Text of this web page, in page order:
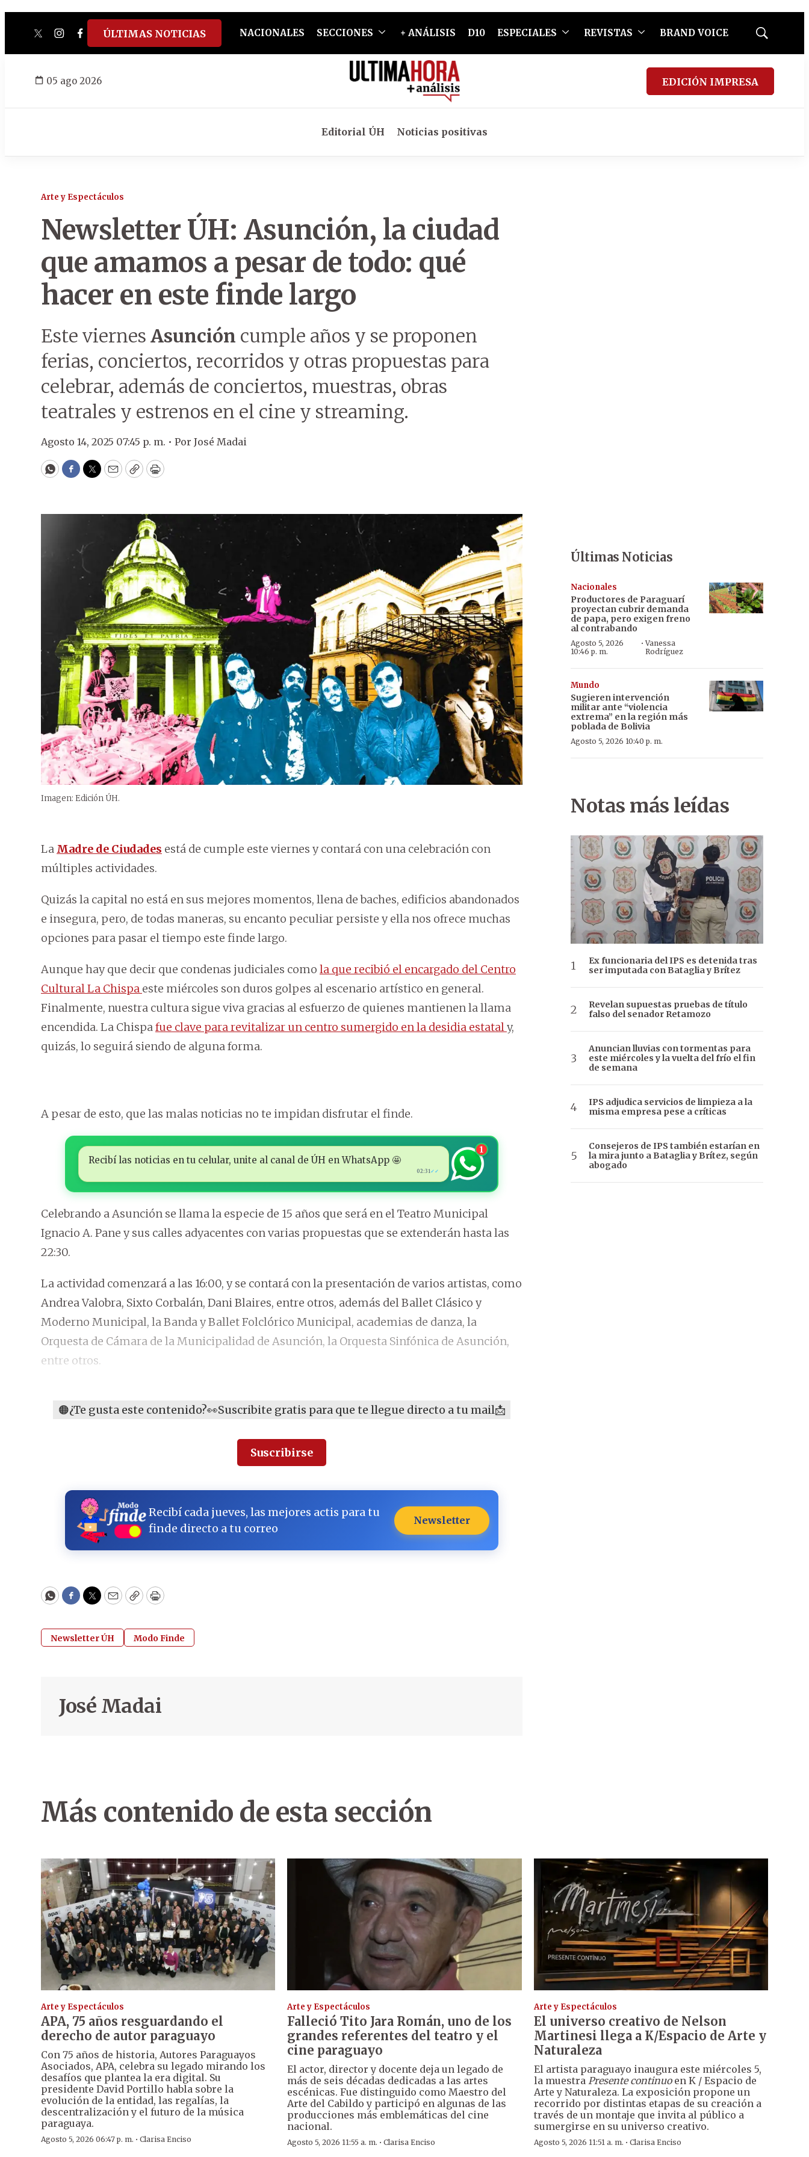
twitterinstagram
facebook
tiktokyoutube
spotify
ÚLTIMAS NOTICIAS NACIONALES SECCIONES + ANÁLISIS D10 ESPECIALES REVISTAS BRAND VOICE
Mostrar
05 ago 2026 EDICIÓN IMPRESA
Editorial ÚH Noticias positivas
Arte y Espectáculos
Newsletter ÚH: Asunción, la ciudad
que amamos a pesar de todo: qué
hacer en este finde largo
Este viernes Asunción cumple años y se proponen
ferias, conciertos, recorridos y otras propuestas para
celebrar, además de conciertos, muestras, obras
teatrales y estrenos en el cine y streaming.
Agosto 14, 2025 07:45 p. m. • Por José Madai
WhatsApp
Facebook
Twitter
EmailCopyPrint
Imagen: Edición ÚH.
La Madre de Ciudades está de cumple este viernes y contará con una celebración con
múltiples actividades.
Quizás la capital no está en sus mejores momentos, llena de baches, edificios abandonados
e insegura, pero, de todas maneras, su encanto peculiar persiste y ella nos ofrece muchas
opciones para pasar el tiempo este finde largo.
Aunque hay que decir que condenas judiciales como la que recibió el encargado del Centro
Cultural La Chispa este miércoles son duros golpes al escenario artístico en general.
Finalmente, nuestra cultura sigue viva gracias al esfuerzo de quienes mantienen la llama
encendida. La Chispafue clave para revitalizar un centro sumergido en la desidia estataly,
quizás, lo seguirá siendo de alguna forma.
A pesar de esto, que las malas noticias no te impidan disfrutar el finde.
Recibí las noticias en tu celular, unite al canal de ÚH en WhatsApp 🤩
02:31✓✓
1
Celebrando a Asunción se llama la especie de 15 años que será en el Teatro Municipal
Ignacio A. Pane y sus calles adyacentes con varias propuestas que se extenderán hasta las
22:30.
La actividad comenzará a las 16:00, y se contará con la presentación de varios artistas, como
Andrea Valobra, Sixto Corbalán, Dani Blaires, entre otros, además del Ballet Clásico y
Moderno Municipal, la Banda y Ballet Folclórico Municipal, academias de danza, la
Orquesta de Cámara de la Municipalidad de Asunción, la Orquesta Sinfónica de Asunción,
entre otros.
🟠¿Te gusta este contenido?👀Suscribite gratis para que te llegue directo a tu mail📩
Suscribirse
Recibí cada jueves, las mejores actis para tu
finde directo a tu correo
Newsletter
WhatsApp
Facebook
Twitter
EmailCopyPrint
Newsletter ÚH Modo Finde
José Madai
Últimas Noticias
Nacionales
Productores de Paraguarí
proyectan cubrir demanda
de papa, pero exigen freno
al contrabando
Agosto 5, 2026
10:46 p. m.
·Vanessa
Rodríguez
Mundo
Sugieren intervención
militar ante “violencia
extrema” en la región más
poblada de Bolivia
Agosto 5, 2026 10:40 p. m.
Notas más leídas
Ex funcionaria del IPS es detenida tras
ser imputada con Bataglia y Brítez
Revelan supuestas pruebas de título
falso del senador Retamozo
Anuncian lluvias con tormentas para
este miércoles y la vuelta del frío el fin
de semana
IPS adjudica servicios de limpieza a la
misma empresa pese a críticas
Consejeros de IPS también estarían en
la mira junto a Bataglia y Brítez, según
abogado
Más contenido de esta sección
Arte y Espectáculos
APA, 75 años resguardando el
derecho de autor paraguayo
Con 75 años de historia, Autores Paraguayos
Asociados, APA, celebra su legado mirando los
desafíos que plantea la era digital. Su
presidente David Portillo habla sobre la
evolución de la entidad, las regalías, la
descentralización y el futuro de la música
paraguaya.
Agosto 5, 2026 06:47 p. m. · Clarisa Enciso
Arte y Espectáculos
Falleció Tito Jara Román, uno de los
grandes referentes del teatro y el
cine paraguayo
El actor, director y docente deja un legado de
más de seis décadas dedicadas a las artes
escénicas. Fue distinguido como Maestro del
Arte del Cabildo y participó en algunas de las
producciones más emblemáticas del cine
nacional.
Agosto 5, 2026 11:55 a. m. ·Clarisa Enciso
Arte y Espectáculos
El universo creativo de Nelson
Martinesi llega a K/Espacio de Arte y
Naturaleza
El artista paraguayo inaugura este miércoles 5,
la muestra Presente continuoen K / Espacio de
Arte y Naturaleza. La exposición propone un
recorrido por distintas etapas de su creación a
través de un montaje que invita al público a
sumergirse en su universo creativo.
Agosto 5, 2026 11:51 a. m. · Clarisa Enciso